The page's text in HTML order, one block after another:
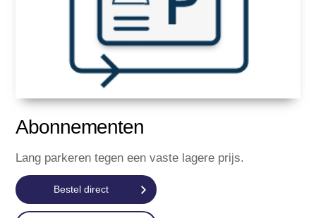
Abonnementen
Lang parkeren tegen een vaste lagere prijs.
Bestel direct